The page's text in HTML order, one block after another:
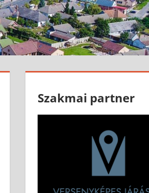
Szakmai partner